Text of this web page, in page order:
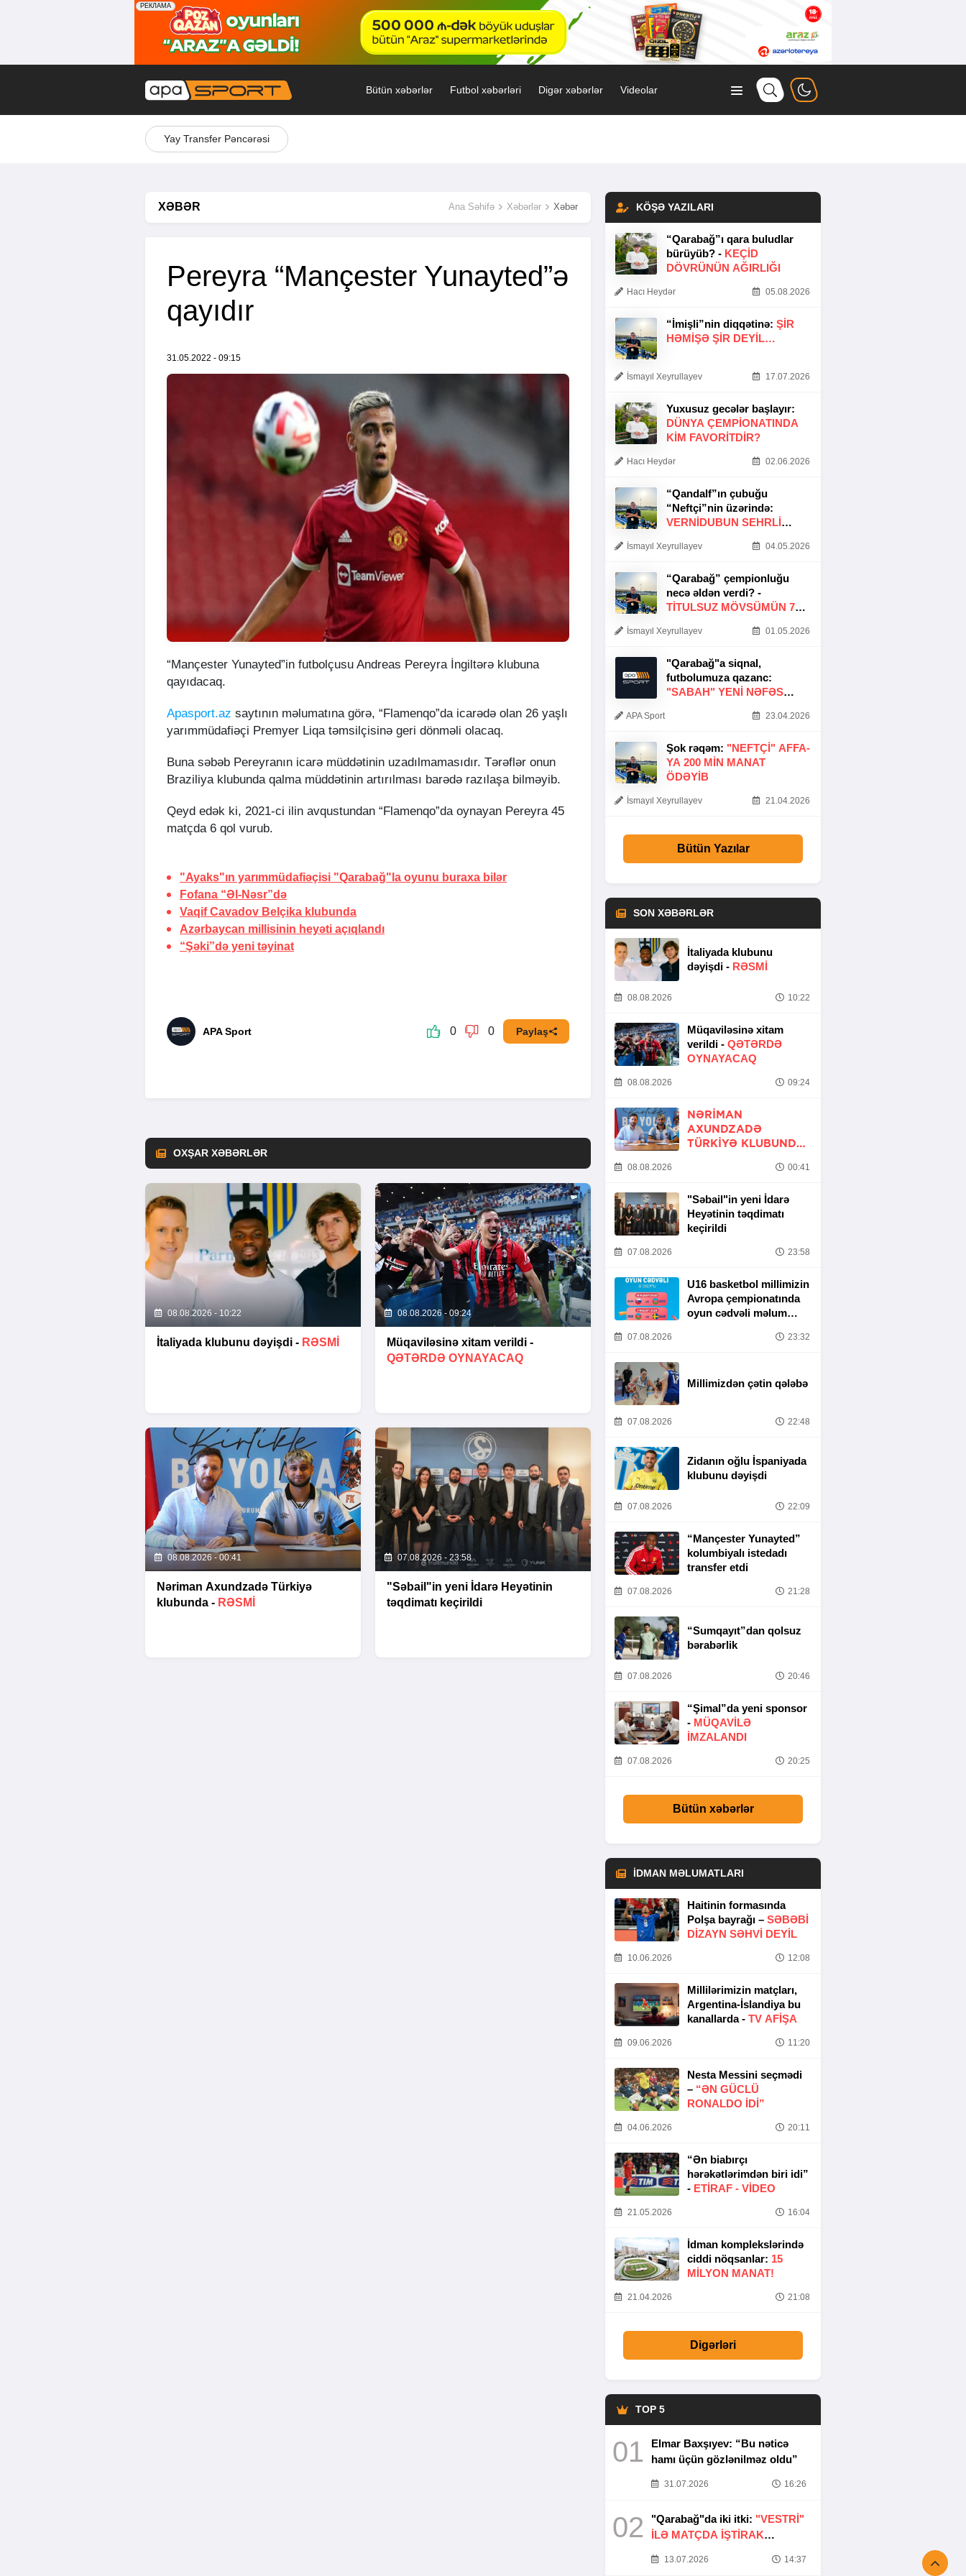
Bütün xəbərlər Futbol xəbərləri Digər xəbərlər Videolar
Yay Transfer Pəncərəsi
XƏBƏR Ana Səhifə Xəbərlər Xəbər
Pereyra “Mançester Yunayted”ə
qayıdır
31.05.2022 - 09:15
“Mançester Yunayted”in futbolçusu Andreas Pereyra İngiltərə klubuna
qayıdacaq.
Apasport.az saytının məlumatına görə, “Flamenqo”da icarədə olan 26 yaşlı
yarımmüdafiəçi Premyer Liqa təmsilçisinə geri dönməli olacaq.
Buna səbəb Pereyranın icarə müddətinin uzadılmamasıdır. Tərəflər onun
Braziliya klubunda qalma müddətinin artırılması barədə razılaşa bilməyib.
Qeyd edək ki, 2021-ci ilin avqustundan “Flamenqo”da oynayan Pereyra 45
matçda 6 qol vurub.
"Ayaks"ın yarımmüdafiəçisi "Qarabağ"la oyunu buraxa bilər
Fofana “Əl-Nəsr”də
Vaqif Cavadov Belçika klubunda
Azərbaycan millisinin heyəti açıqlandı
“Şəki”də yeni təyinat
APA Sport 0 0 Paylaş
OXŞAR XƏBƏRLƏR
08.08.2026 - 10:22
İtaliyada klubunu dəyişdi - RƏSMİ
08.08.2026 - 09:24
Müqaviləsinə xitam verildi -
QƏTƏRDƏ OYNAYACAQ
08.08.2026 - 00:41
Nəriman Axundzadə Türkiyə
klubunda - RƏSMİ
07.08.2026 - 23:58
"Səbail"in yeni İdarə Heyətinin
təqdimatı keçirildi
KÖŞƏ YAZILARI
“Qarabağ”ı qara buludlar
bürüyüb? - KEÇID
DÖVRÜNÜN AĞIRLIĞI
Hacı Heydər 05.08.2026
“İmişli”nin diqqətinə: ŞIR
HƏMIŞƏ ŞIR DEYIL…
İsmayıl Xeyrullayev 17.07.2026
Yuxusuz gecələr başlayır:
DÜNYA ÇEMPIONATINDA
KIM FAVORITDIR?
Hacı Heydər 02.06.2026
“Qandalf”ın çubuğu
“Neftçi”nin üzərində:
VERNİDUBUN SEHRLİ
İsmayıl Xeyrullayev 04.05.2026
“Qarabağ” çempionluğu
necə əldən verdi? -
TITULSUZ MÖVSÜMÜN 7
İsmayıl Xeyrullayev 01.05.2026
"Qarabağ"a siqnal,
futbolumuza qazanc:
"SABAH" YENI NƏFƏS
APA Sport 23.04.2026
Şok rəqəm: "NEFTÇI" AFFA-
YA 200 MIN MANAT
ÖDƏYIB
İsmayıl Xeyrullayev 21.04.2026
Bütün Yazılar
SON XƏBƏRLƏR
İtaliyada klubunu
dəyişdi - RƏSMİ
08.08.2026 10:22
Müqaviləsinə xitam
verildi - QƏTƏRDƏ
OYNAYACAQ
08.08.2026 09:24
NƏRIMAN
AXUNDZADƏ
TÜRKIYƏ KLUBUNDA
08.08.2026 00:41
"Səbail"in yeni İdarə
Heyətinin təqdimatı
keçirildi
07.08.2026 23:58
U16 basketbol millimizin
Avropa çempionatında
oyun cədvəli məlum
07.08.2026 23:32
Millimizdən çətin qələbə
07.08.2026 22:48
Zidanın oğlu İspaniyada
klubunu dəyişdi
07.08.2026 22:09
“Mançester Yunayted”
kolumbiyalı istedadı
transfer etdi
07.08.2026 21:28
“Sumqayıt”dan qolsuz
bərabərlik
07.08.2026 20:46
“Şimal”da yeni sponsor
- MÜQAVİLƏ
İMZALANDI
07.08.2026 20:25
Bütün xəbərlər
İDMAN MƏLUMATLARI
Haitinin formasında
Polşa bayrağı – SƏBƏBI
DIZAYN SƏHVI DEYIL
10.06.2026 12:08
Millilərimizin matçları,
Argentina-İslandiya bu
kanallarda - TV AFİŞA
09.06.2026 11:20
Nesta Messini seçmədi
– “ƏN GÜCLÜ
RONALDO IDI”
04.06.2026 20:11
“Ən biabırçı
hərəkətlərimdən biri idi”
- ETIRAF - VİDEO
21.05.2026 16:04
İdman komplekslərində
ciddi nöqsanlar: 15
MILYON MANAT!
21.04.2026 21:08
Digərləri
TOP 5
01
Elmar Baxşıyev: “Bu nəticə
hamı üçün gözlənilməz oldu”
31.07.2026 16:26
02 "Qarabağ"da iki itki: "VESTRİ"
İLƏ MATÇDA İŞTİRAK
13.07.2026 14:37